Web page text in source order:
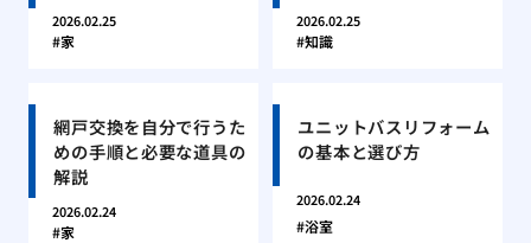
2026.02.25
家
2026.02.25
知識
網戸交換を自分で行うた
めの手順と必要な道具の
解説
2026.02.24
家
ユニットバスリフォーム
の基本と選び方
2026.02.24
浴室